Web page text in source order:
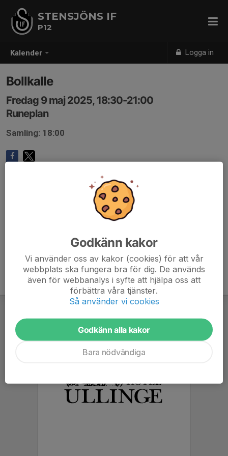
Kalender Logga in
STENSJÖNS IF
P12
Bollkalle
Fredag 9 maj 2025, 18:30-21:00
Runeplan
Samling: 18:00
Godkänn kakor
Vi använder oss av kakor (cookies) för att vår
webbplats ska fungera bra för dig. De används
även för webbanalys i syfte att hjälpa oss att
förbättra våra tjänster.
Så använder vi cookies
Godkänn alla kakor
Bara nödvändiga